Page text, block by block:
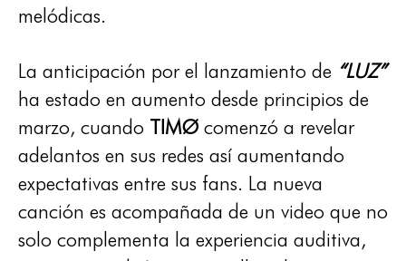
melódicas.
La anticipación por el lanzamiento de “LUZ”
ha estado en aumento desde principios de
marzo, cuando TIMØ comenzó a revelar
adelantos en sus redes así aumentando
expectativas entre sus fans. La nueva
canción es acompañada de un video que no
solo complementa la experiencia auditiva,